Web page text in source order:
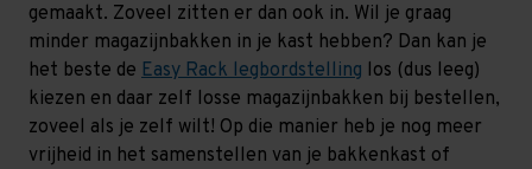
gemaakt. Zoveel zitten er dan ook in. Wil je graag
minder magazijnbakken in je kast hebben? Dan kan je
het beste de Easy Rack legbordstelling los (dus leeg)
kiezen en daar zelf losse magazijnbakken bij bestellen,
zoveel als je zelf wilt! Op die manier heb je nog meer
vrijheid in het samenstellen van je bakkenkast of